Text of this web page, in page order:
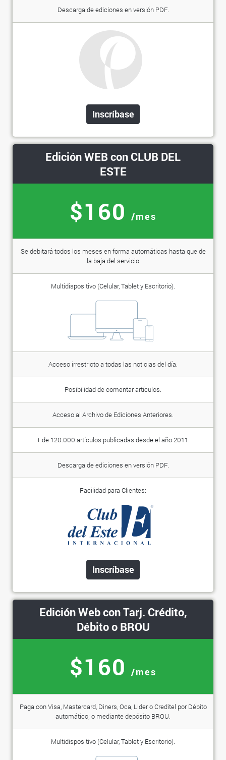
Descarga de ediciones en versión PDF.
Inscríbase
Edición WEB con CLUB DEL
ESTE
$160 /mes
Se debitará todos los meses en forma automáticas hasta que de
la baja del servicio
Multidispositivo (Celular, Tablet y Escritorio).
Acceso irrestricto a todas las noticias del día.
Posibilidad de comentar artículos.
Acceso al Archivo de Ediciones Anteriores.
+ de 120.000 artículos publicadas desde el año 2011.
Descarga de ediciones en versión PDF.
Facilidad para Clientes:
Inscríbase
Edición Web con Tarj. Crédito,
Débito o BROU
$160 /mes
Paga con Visa, Mastercard, Diners, Oca, Lider o Creditel por Débito
automático; o mediante depósito BROU.
Multidispositivo (Celular, Tablet y Escritorio).